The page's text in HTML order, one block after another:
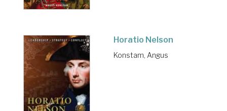
Horatio Nelson
Konstam, Angus